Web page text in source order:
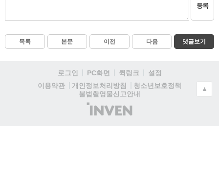
등록
목록 본문 이전 다음 댓글보기
로그인 PC화면 퀵링크
설정
이용약관
개인정보처리방침
청소년보호정책
불법촬영물신고안내
(주)
인
▲